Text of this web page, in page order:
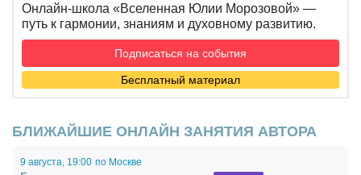
Онлайн-школа «Вселенная Юлии Морозовой» —
путь к гармонии, знаниям и духовному развитию.
Подписаться на события
Бесплатный материал
БЛИЖАЙШИЕ ОНЛАЙН ЗАНЯТИЯ АВТОРА
9 августа, 19:00 по Москве